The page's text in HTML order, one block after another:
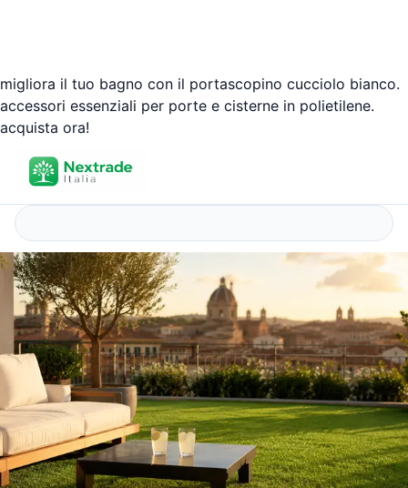
migliora il tuo bagno con il portascopino cucciolo bianco.
accessori essenziali per porte e cisterne in polietilene.
acquista ora!